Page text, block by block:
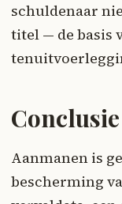
schuldenaar
titel — de basis
Conclusie
Aanmanen is
bescherming